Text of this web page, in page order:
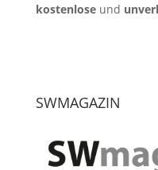
kostenloseund
SWMAGAZIN